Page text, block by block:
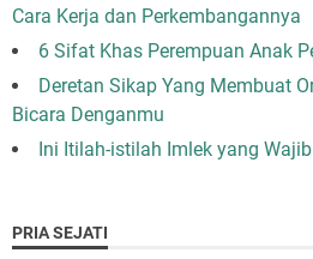
Cara Kerja dan Perkembangannya
6 Sifat Khas Perempuan Anak
Deretan Sikap Yang Membuat
Bicara Denganmu
Ini Itilah-istilah Imlek yang
PRIA SEJATI